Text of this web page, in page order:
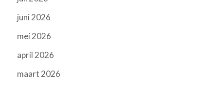
juni 2026
mei 2026
april 2026
maart 2026